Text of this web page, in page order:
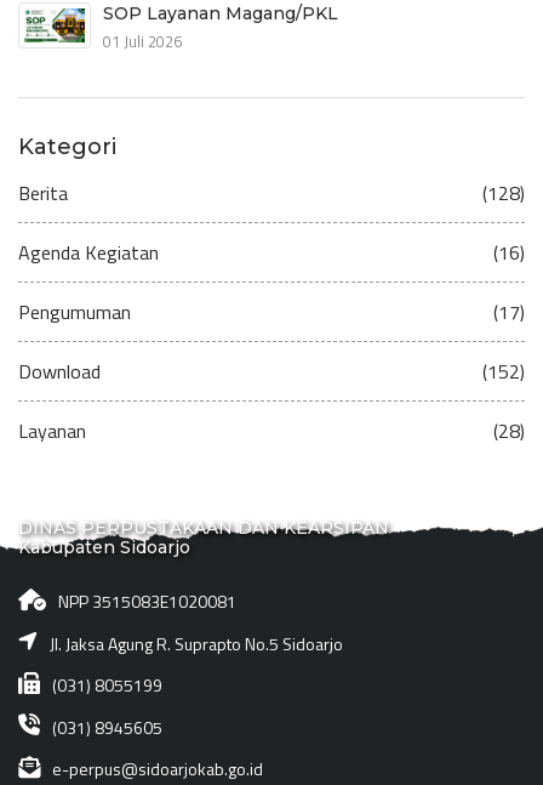
SOP Layanan Magang/PKL
01 Juli 2026
Kategori
Berita (128)
Agenda Kegiatan (16)
Pengumuman (17)
Download (152)
Layanan (28)
DINAS PERPUSTAKAAN DAN KEARSIPAN
Kabupaten Sidoarjo
NPP 3515083E1020081
Jl. Jaksa Agung R. Suprapto No.5 Sidoarjo
(031) 8055199
(031) 8945605
e-perpus@sidoarjokab.go.id